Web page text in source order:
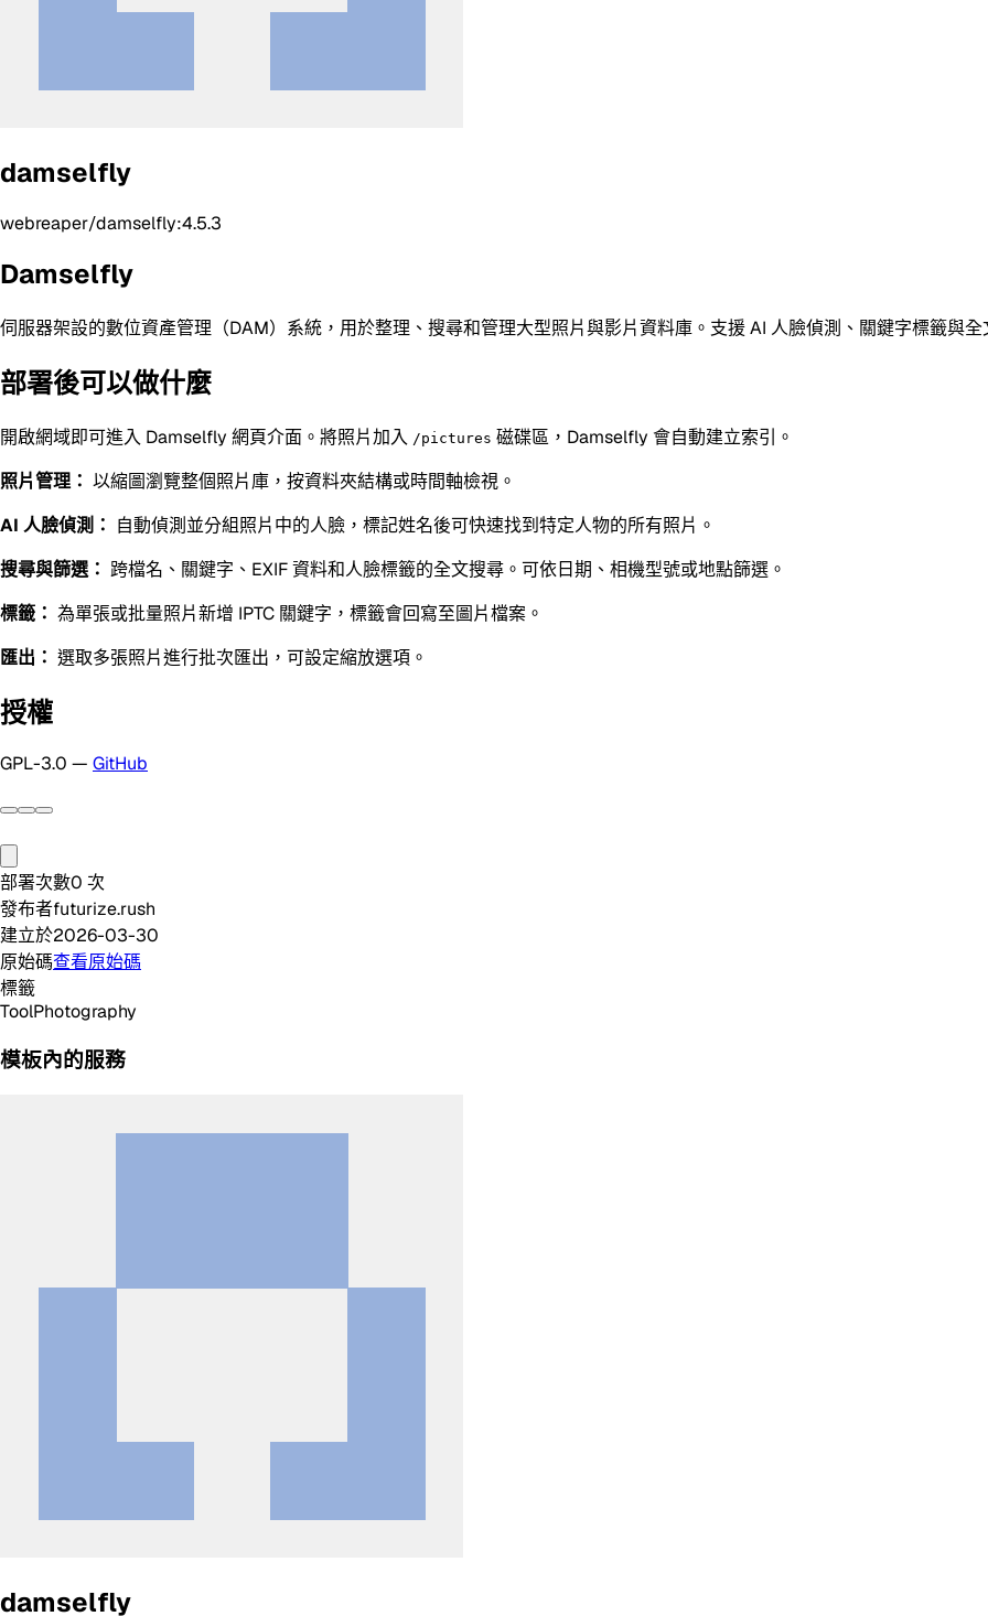
damselfly
webreaper/damselfly:4.5.3
Damselfly
伺服器架設的數位資產管理（DAM）系統，用於整理、搜尋和管理大型照片與影片資料庫。支援 AI 人臉偵測、關鍵字標籤與全
部署後可以做什麼
開啟網域即可進入 Damselfly 網頁介面。將照片加入 /pictures 磁碟區，Damselfly 會自動建立索引。
照片管理： 以縮圖瀏覽整個照片庫，按資料夾結構或時間軸檢視。
AI 人臉偵測： 自動偵測並分組照片中的人臉，標記姓名後可快速找到特定人物的所有照片。
搜尋與篩選： 跨檔名、關鍵字、EXIF 資料和人臉標籤的全文搜尋。可依日期、相機型號或地點篩選。
標籤： 為單張或批量照片新增 IPTC 關鍵字，標籤會回寫至圖片檔案。
匯出： 選取多張照片進行批次匯出，可設定縮放選項。
授權
GPL-3.0 — GitHub
部署次數0 次
發布者futurize.rush
建立於2026-03-30
原始碼查看原始碼
標籤
ToolPhotography
模板內的服務
damselfly